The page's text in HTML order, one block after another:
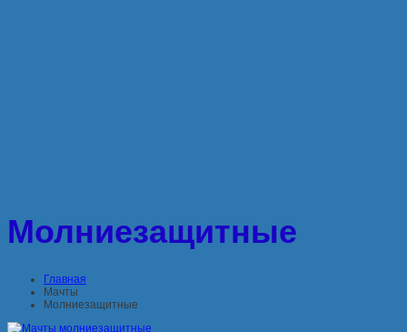
Молниезащитные
Главная
Мачты
Молниезащитные